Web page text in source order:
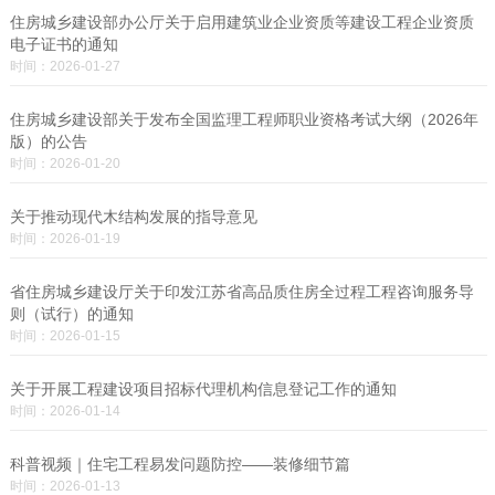
住房城乡建设部办公厅关于启用建筑业企业资质等建设工程企业资质
电子证书的通知
时间：2026-01-27
住房城乡建设部关于发布全国监理工程师职业资格考试大纲（2026年
版）的公告
时间：2026-01-20
关于推动现代木结构发展的指导意见
时间：2026-01-19
省住房城乡建设厅关于印发江苏省高品质住房全过程工程咨询服务导
则（试行）的通知
时间：2026-01-15
关于开展工程建设项目招标代理机构信息登记工作的通知
时间：2026-01-14
科普视频｜住宅工程易发问题防控——装修细节篇
时间：2026-01-13